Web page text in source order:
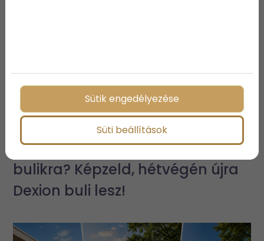
Emlékszel a Dexionos alsóörsi
bulikra? Képzeld, hétvégén újra
Dexion buli lesz!
Sütik engedélyezése
Süti beállítások